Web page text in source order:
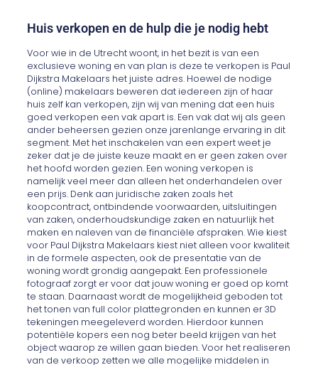
Huis verkopen en de hulp die je nodig hebt
Voor wie in de Utrecht woont, in het bezit is van een
exclusieve woning en van plan is deze te verkopen is Paul
Dijkstra Makelaars het juiste adres. Hoewel de nodige
(online) makelaars beweren dat iedereen zijn of haar
huis zelf kan verkopen, zijn wij van mening dat een huis
goed verkopen een vak apart is. Een vak dat wij als geen
ander beheersen gezien onze jarenlange ervaring in dit
segment. Met het inschakelen van een expert weet je
zeker dat je de juiste keuze maakt en er geen zaken over
het hoofd worden gezien. Een woning verkopen is
namelijk veel meer dan alleen het onderhandelen over
een prijs. Denk aan juridische zaken zoals het
koopcontract, ontbindende voorwaarden, uitsluitingen
van zaken, onderhoudskundige zaken en natuurlijk het
maken en naleven van de financiële afspraken. Wie kiest
voor Paul Dijkstra Makelaars kiest niet alleen voor kwaliteit
in de formele aspecten, ook de presentatie van de
woning wordt grondig aangepakt. Een professionele
fotograaf zorgt er voor dat jouw woning er goed op komt
te staan. Daarnaast wordt de mogelijkheid geboden tot
het tonen van full color plattegronden en kunnen er 3D
tekeningen meegeleverd worden. Hierdoor kunnen
potentiële kopers een nog beter beeld krijgen van het
object waarop ze willen gaan bieden. Voor het realiseren
van de verkoop zetten we alle mogelijke middelen in